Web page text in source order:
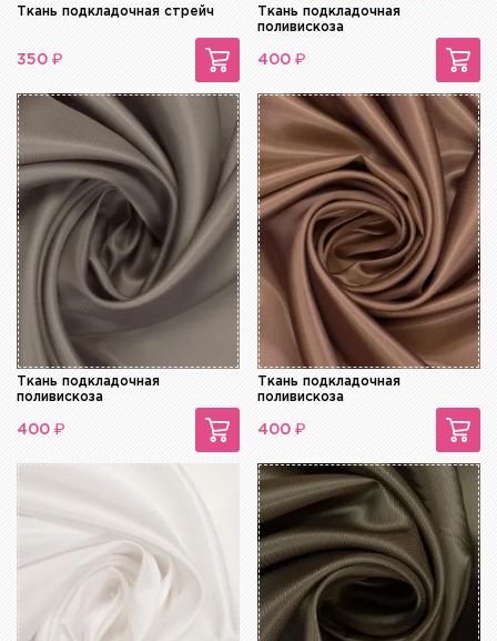
Ткань подкладочная стрейч
350 ₽
Ткань подкладочная
поливискоза
400 ₽
Ткань подкладочная
поливискоза
400 ₽
Ткань подкладочная
поливискоза
400 ₽